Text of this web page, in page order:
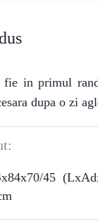
in primul
dupa o zi
45